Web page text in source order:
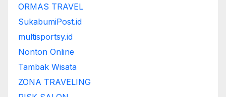
ORMAS TRAVEL
SukabumiPost.id
multisportsy.id
Nonton Online
Tambak Wisata
ZONA TRAVELING